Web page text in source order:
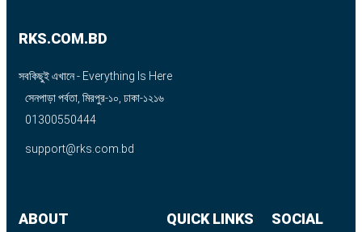
RKS.COM.BD
সবকিছুই এখানে - Everything Is Here
সেনপাড়া পর্বতা, মিরপুর-১০, ঢাকা-১২১৬
01300550444
support@rks.com.bd
ABOUT QUICK LINKS SOCIAL